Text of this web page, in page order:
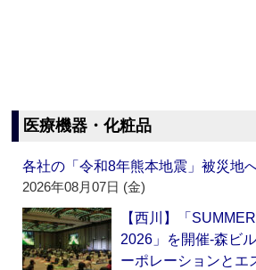
医療機器・化粧品
各社の「令和8年熊本地震」被災地
2026年08月07日 (金)
【西川】「
2026」を開催‐森ビ
ーポレーションとエ